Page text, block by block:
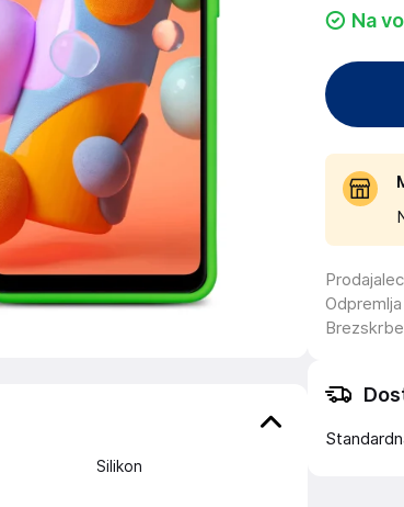
Silikon
Na
Prodajalec